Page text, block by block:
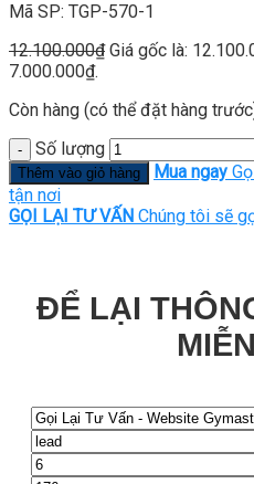
Mã SP: TGP-570-1
12.100.000₫ Giá gốc là:
7.000.000₫.
Còn hàng (có thể đặt hàng
Số lượng
Thêm vào giỏ hàng Mua ngay
tận nơi
GỌI LẠI TƯ VẤN Chúng tôi sẽ
ĐỂ LẠI